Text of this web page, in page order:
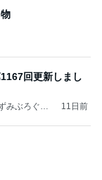
回更新しまし
みぶろぐ」
11日前